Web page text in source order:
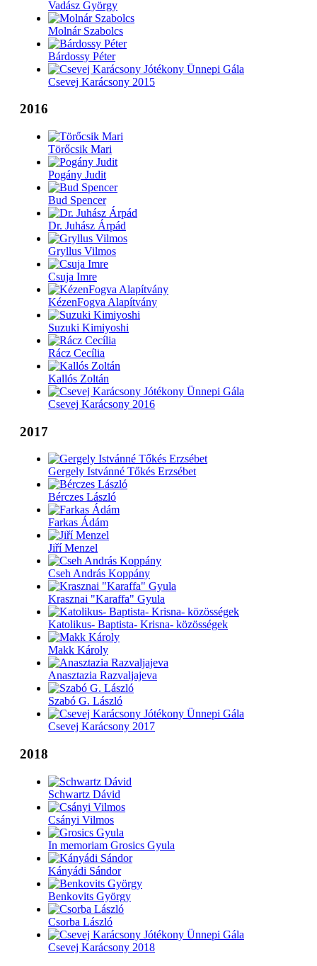
Vadász György
Molnár Szabolcs
Bárdossy Péter
Csevej Karácsony 2015
2016
Törőcsik Mari
Pogány Judit
Bud Spencer
Dr. Juhász Árpád
Gryllus Vilmos
Csuja Imre
KézenFogva Alapítvány
Suzuki Kimiyoshi
Rácz Cecília
Kallós Zoltán
Csevej Karácsony 2016
2017
Gergely Istvánné Tőkés Erzsébet
Bérczes László
Farkas Ádám
Jiří Menzel
Cseh András Koppány
Krasznai "Karaffa" Gyula
Katolikus- Baptista- Krisna- közösségek
Makk Károly
Anasztazia Razvaljajeva
Szabó G. László
Csevej Karácsony 2017
2018
Schwartz Dávid
Csányi Vilmos
In memoriam Grosics Gyula
Kányádi Sándor
Benkovits György
Csorba László
Csevej Karácsony 2018